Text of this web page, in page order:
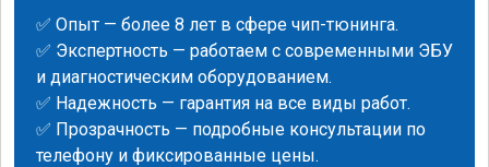
✅ Опыт — более 8 лет в сфере чип-тюнинга.
✅ Экспертность — работаем с современными ЭБУ
и диагностическим оборудованием.
✅ Надежность — гарантия на все виды работ.
✅ Прозрачность — подробные консультации по
телефону и фиксированные цены.